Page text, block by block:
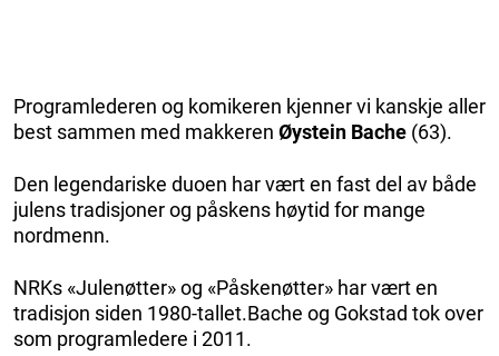
Programlederen og komikeren kjenner vi kanskje aller
best sammen med makkeren Øystein Bache (63).
Den legendariske duoen har vært en fast del av både
julens tradisjoner og påskens høytid for mange
nordmenn.
NRKs «Julenøtter» og «Påskenøtter» har vært en
tradisjon siden 1980-tallet.Bache og Gokstad tok over
som programledere i 2011.